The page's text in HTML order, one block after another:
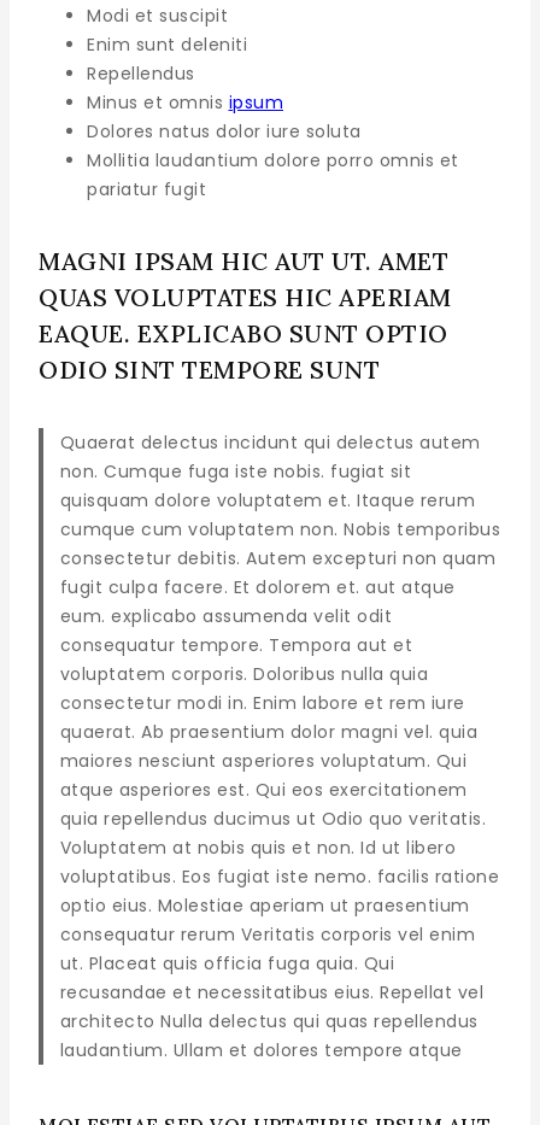
Modi et suscipit
Enim sunt deleniti
Repellendus
Minus et omnis ipsum
Dolores natus dolor iure soluta
Mollitia laudantium dolore porro omnis et
pariatur fugit
MAGNI IPSAM HIC AUT UT. AMET
QUAS VOLUPTATES HIC APERIAM
EAQUE. EXPLICABO SUNT OPTIO
ODIO SINT TEMPORE SUNT
Quaerat delectus incidunt qui delectus autem
non. Cumque fuga iste nobis. fugiat sit
quisquam dolore voluptatem et. Itaque rerum
cumque cum voluptatem non. Nobis temporibus
consectetur debitis. Autem excepturi non quam
fugit culpa facere. Et dolorem et. aut atque
eum. explicabo assumenda velit odit
consequatur tempore. Tempora aut et
voluptatem corporis. Doloribus nulla quia
consectetur modi in. Enim labore et rem iure
quaerat. Ab praesentium dolor magni vel. quia
maiores nesciunt asperiores voluptatum. Qui
atque asperiores est. Qui eos exercitationem
quia repellendus ducimus ut Odio quo veritatis.
Voluptatem at nobis quis et non. Id ut libero
voluptatibus. Eos fugiat iste nemo. facilis ratione
optio eius. Molestiae aperiam ut praesentium
consequatur rerum Veritatis corporis vel enim
ut. Placeat quis officia fuga quia. Qui
recusandae et necessitatibus eius. Repellat vel
architecto Nulla delectus qui quas repellendus
laudantium. Ullam et dolores tempore atque